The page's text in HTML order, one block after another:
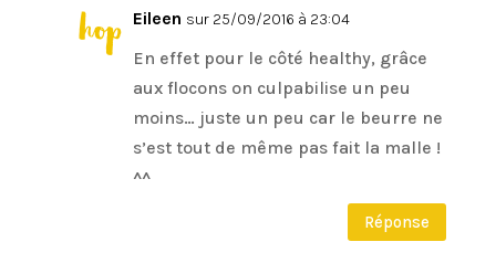
Eileen sur 25/09/2016 à 23:04
En effet pour le côté healthy, grâce
aux flocons on culpabilise un peu
moins… juste un peu car le beurre ne
s’est tout de même pas fait la malle !
^^
Réponse